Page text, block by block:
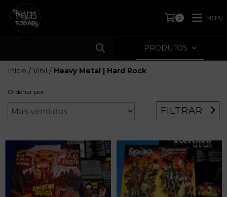
0 MENU
PRODUTOS
Início / Vinil / Heavy Metal | Hard Rock
Ordenar por
FILTRAR